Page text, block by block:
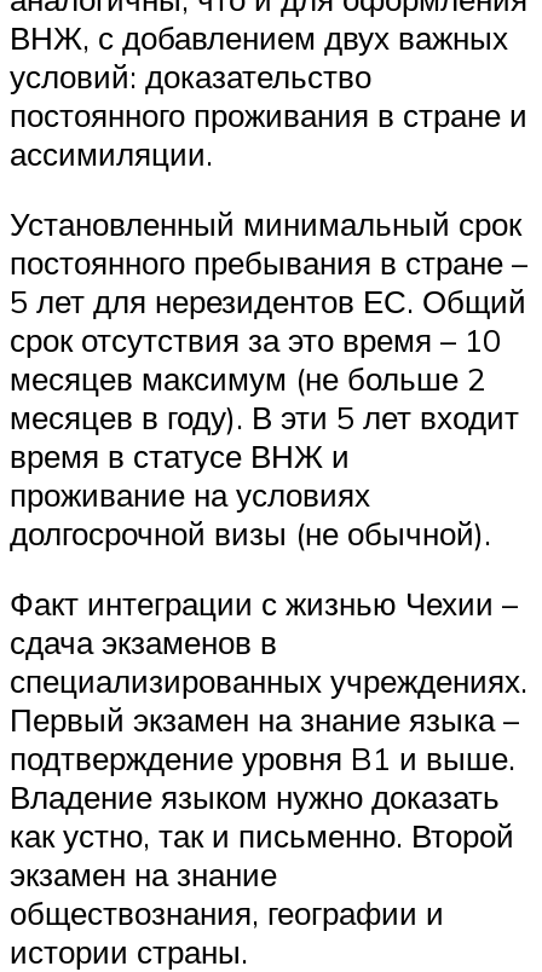
ВНЖ, с добавлением двух важных
условий: доказательство
постоянного проживания в стране и
ассимиляции.
Установленный минимальный срок
постоянного пребывания в стране –
5 лет для нерезидентов ЕС. Общий
срок отсутствия за это время – 10
месяцев максимум (не больше 2
месяцев в году). В эти 5 лет входит
время в статусе ВНЖ и
проживание на условиях
долгосрочной визы (не обычной).
Факт интеграции с жизнью Чехии –
сдача экзаменов в
специализированных учреждениях.
Первый экзамен на знание языка –
подтверждение уровня B1 и выше.
Владение языком нужно доказать
как устно, так и письменно. Второй
экзамен на знание
обществознания, географии и
истории страны.